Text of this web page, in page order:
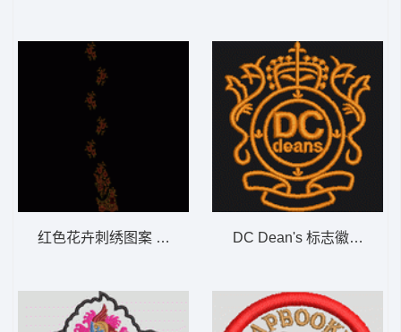
红色花卉刺绣图案 简单花 DC Dean's 标志徽章 章仔